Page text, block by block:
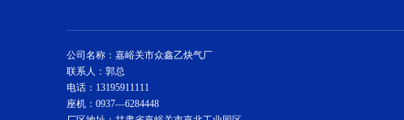
公司名称：嘉峪关市众鑫乙炔气厂
联系人：郭总
电话：13195911111
座机：0937—6284448